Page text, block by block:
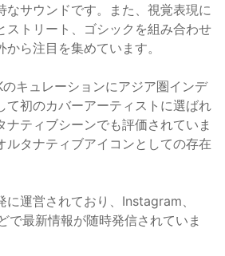
なサウンドです。また、視覚表現に
ストリート、ゴシックを組み合わせ
ら注目を集めています。
キュレーションにアジア圏インデ
て初のカバーアーティストに選ばれ
ナティブシーンでも評価されていま
ルタナティブアイコンとしての存在
に運営されており、Instagram、
で最新情報が随時発信されていま